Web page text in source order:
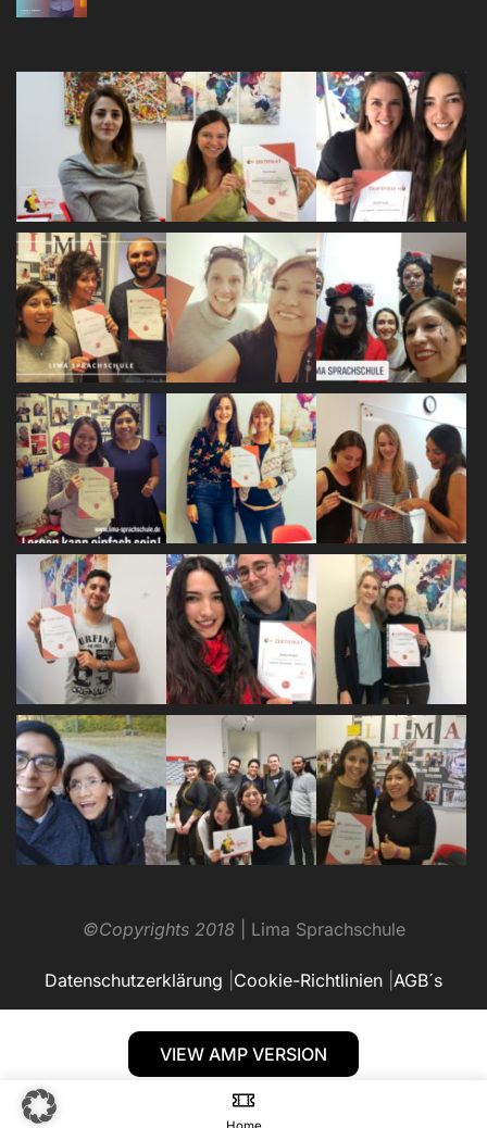
©Copyrights 2018 | Lima Sprachschule
Datenschutzerklärung Cookie-Richtlinien AGB´s
VIEW AMP VERSION